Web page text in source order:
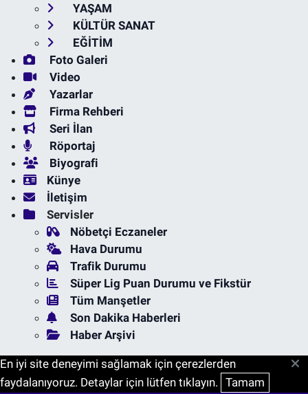
YAŞAM
KÜLTÜR SANAT
EĞİTİM
Foto Galeri
Video
Yazarlar
Firma Rehberi
Seri İlan
Röportaj
Biyografi
Künye
İletişim
Servisler
Nöbetçi Eczaneler
Hava Durumu
Trafik Durumu
Süper Lig Puan Durumu ve Fikstür
Tüm Manşetler
Son Dakika Haberleri
Haber Arşivi
En iyi site deneyimi sağlamak için çerezlerden
faydalanıyoruz. Detaylar için lütfen tıklayın. Tamam